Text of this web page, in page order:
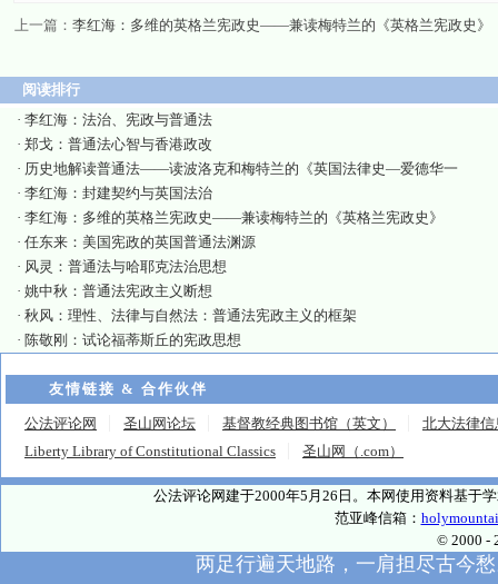
上一篇： 李红海：多维的英格兰宪政史——兼读梅特兰的《英格兰宪政史》
阅读排行
· 李红海：法治、宪政与普通法
· 郑戈：普通法心智与香港政改
· 历史地解读普通法——读波洛克和梅特兰的《英国法律史—爱德华一
· 李红海：封建契约与英国法治
· 李红海：多维的英格兰宪政史——兼读梅特兰的《英格兰宪政史》
· 任东来：美国宪政的英国普通法渊源
· 风灵：普通法与哈耶克法治思想
· 姚中秋：普通法宪政主义断想
· 秋风：理性、法律与自然法：普通法宪政主义的框架
· 陈敬刚：试论福蒂斯丘的宪政思想
友情链接 & 合作伙伴
公法评论网 圣山网论坛 基督教经典图书馆（英文）
北大法律信
Liberty Library of Constitutional Classics
圣山网（.com）
公法评论网建于2000年5月26日。本网使用资料基于
范亚峰信箱：
© 2000 -
两足行遍天地路，一肩担尽古今